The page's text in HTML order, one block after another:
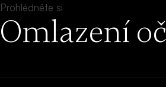
Prohlédněte si
Omlazení